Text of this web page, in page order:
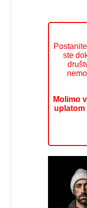
ste
Molimo
uplatom